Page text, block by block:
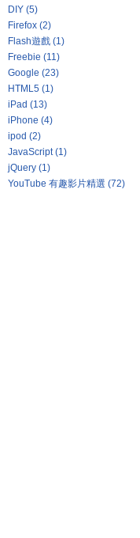
DIY (5)
Firefox (2)
Flash遊戲 (1)
Freebie (11)
Google (23)
HTML5 (1)
iPad (13)
iPhone (4)
ipod (2)
JavaScript (1)
jQuery (1)
YouTube 有趣影片精選 (72)